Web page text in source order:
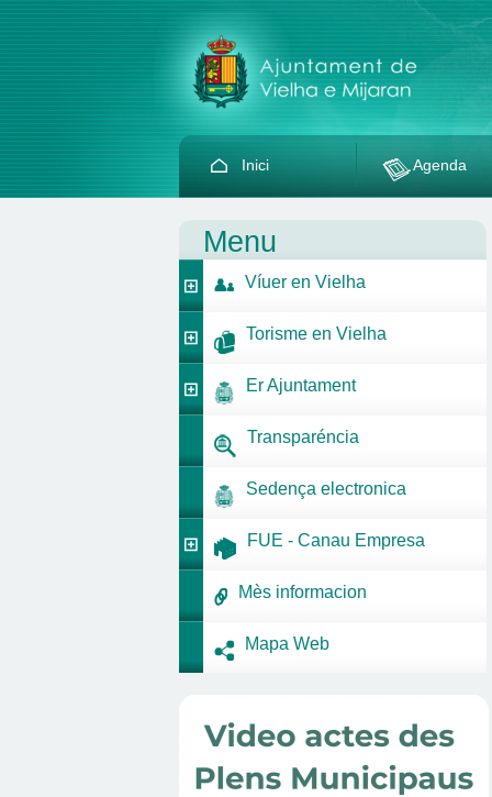
Inici Agenda
Menu
Víuer en Vielha
Torisme en Vielha
Er Ajuntament
Transparéncia
Sedença electronica
FUE - Canau Empresa
Mès informacion
Mapa Web